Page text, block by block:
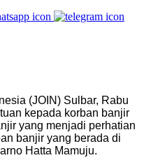
(JOIN) Sulbar, Rabu
kepada korban banjir
yang menjadi perhatian
banjir yang berada di
Hatta Mamuju.